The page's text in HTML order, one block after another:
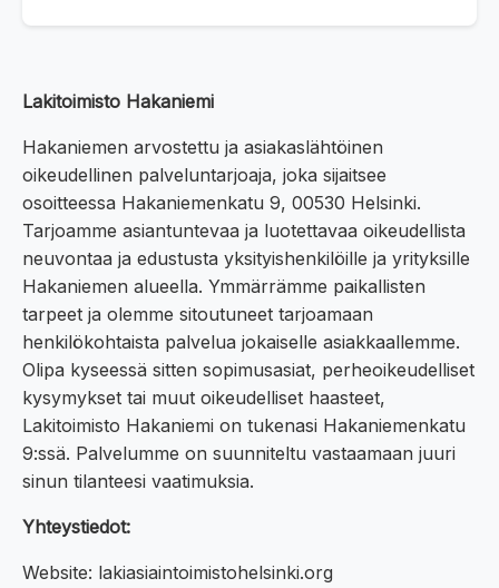
Lakitoimisto Hakaniemi
Hakaniemen arvostettu ja asiakaslähtöinen
oikeudellinen palveluntarjoaja, joka sijaitsee
osoitteessa Hakaniemenkatu 9, 00530 Helsinki.
Tarjoamme asiantuntevaa ja luotettavaa oikeudellista
neuvontaa ja edustusta yksityishenkilöille ja yrityksille
Hakaniemen alueella. Ymmärrämme paikallisten
tarpeet ja olemme sitoutuneet tarjoamaan
henkilökohtaista palvelua jokaiselle asiakkaallemme.
Olipa kyseessä sitten sopimusasiat, perheoikeudelliset
kysymykset tai muut oikeudelliset haasteet,
Lakitoimisto Hakaniemi on tukenasi Hakaniemenkatu
9:ssä. Palvelumme on suunniteltu vastaamaan juuri
sinun tilanteesi vaatimuksia.
Yhteystiedot:
Website: lakiasiaintoimistohelsinki.org